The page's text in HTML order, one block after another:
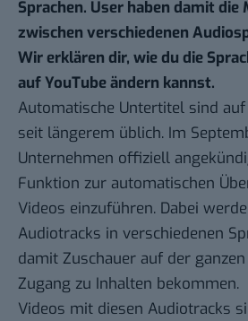
Sprachen. User haben damit die
zwischen verschiedenen
Wir erklären dir, wie du die
auf YouTube ändern kannst.
Automatische Untertitel sind
seit längerem üblich. Im
Unternehmen offiziell
Funktion zur automatischen
Videos einzuführen. Dabei
Audiotracks in verschiedenen
damit Zuschauer auf der
Zugang zu Inhalten bekommen.
Videos mit diesen Audiotracks